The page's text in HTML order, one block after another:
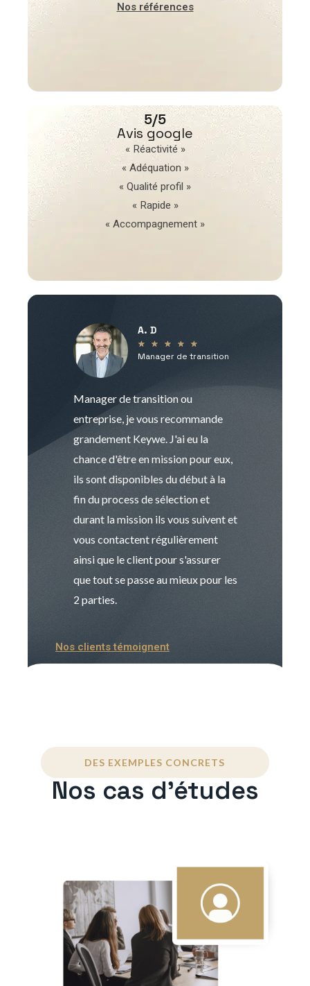
Nos références
5/5
Avis google
« Réactivité »
« Adéquation »
« Qualité profil »
« Rapide »
« Accompagnement »
A. D
★ ★ ★ ★ ★
Manager de transition
Manager de transition ou
entreprise, je vous recommande
grandement Keywe. J'ai eu la
chance d'être en mission pour eux,
ils sont disponibles du début à la
fin du process de sélection et
durant la mission ils vous suivent et
vous contactent régulièrement
ainsi que le client pour s'assurer
que tout se passe au mieux pour les
2 parties.
Nos clients témoignent
DES EXEMPLES CONCRETS
Nos cas d'études